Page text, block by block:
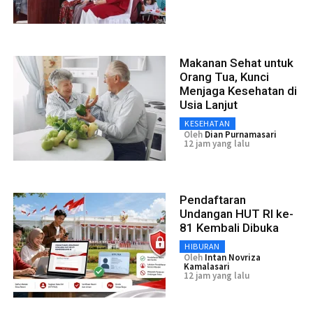
Makanan Sehat untuk
Orang Tua, Kunci
Menjaga Kesehatan di
Usia Lanjut
KESEHATAN
Oleh Dian Purnamasari
12 jam yang lalu
Pendaftaran
Undangan HUT RI ke-
81 Kembali Dibuka
HIBURAN
Oleh Intan Novriza
Kamalasari
12 jam yang lalu